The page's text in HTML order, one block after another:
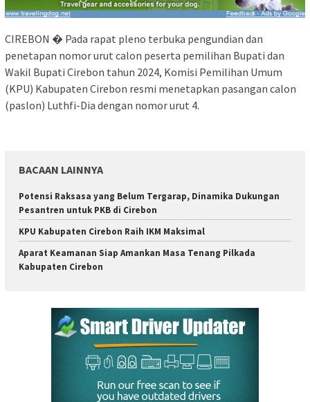
CIREBON � Pada rapat pleno terbuka pengundian dan
penetapan nomor urut calon peserta pemilihan Bupati dan
Wakil Bupati Cirebon tahun 2024, Komisi Pemilihan Umum
(KPU) Kabupaten Cirebon resmi menetapkan pasangan calon
(paslon) Luthfi-Dia dengan nomor urut 4.
BACAAN LAINNYA
Potensi Raksasa yang Belum Tergarap, Dinamika Dukungan
Pesantren untuk PKB di Cirebon
KPU Kabupaten Cirebon Raih IKM Maksimal
Aparat Keamanan Siap Amankan Masa Tenang Pilkada
Kabupaten Cirebon